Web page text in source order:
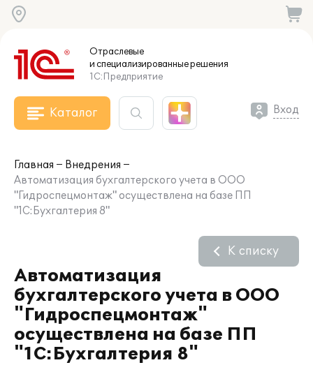
Отраслевые
и специализированныерешения
1С:Предприятие
Каталог Вход
Главная
Внедрения
Автоматизация бухгалтерского учета в ООО
"Гидроспецмонтаж" осуществлена на базе ПП
"1С:Бухгалтерия 8"
Автоматизация
бухгалтерского учета в ООО
"Гидроспецмонтаж"
осуществлена на базе ПП
"1С:Бухгалтерия 8"
К списку